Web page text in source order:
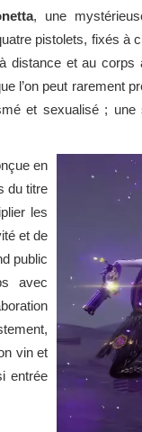
, une
pistolets, fixés à
distance et au corps
l’on peut rarement
et sexualisé ; une
en
du titre
les
et de
public
avec
vin et
entrée